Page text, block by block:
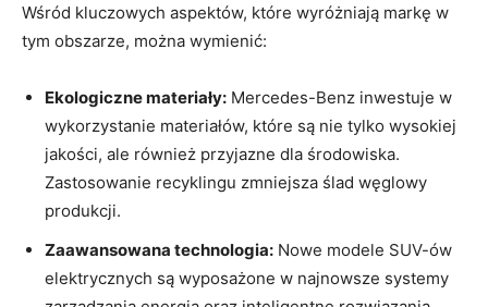
Wśród kluczowych aspektów, które wyróżniają markę w
tym obszarze, można wymienić:
Ekologiczne materiały: Mercedes-Benz inwestuje w
wykorzystanie materiałów, które są nie tylko wysokiej
jakości, ale również przyjazne dla środowiska.
Zastosowanie recyklingu zmniejsza ślad węglowy
produkcji.
Zaawansowana technologia: Nowe modele SUV-ów
elektrycznych są wyposażone w najnowsze systemy